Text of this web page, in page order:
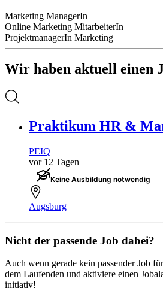
Marketing ManagerIn
Online Marketing MitarbeiterIn
ProjektmanagerIn Marketing
Wir haben aktuell einen
Praktikum HR &
PEIQ
vor 12 Tagen
Keine Ausbildung notwendig
Augsburg
Nicht der passende Job dabei?
Auch wenn gerade kein passender Job
dem Laufenden und aktiviere einen
initiativ!